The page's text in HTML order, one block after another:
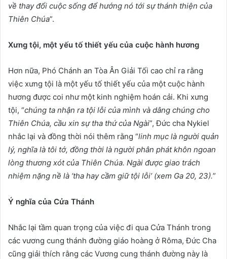
về thay đổi cuộc sống để hướng nó tới sự thánh thiện của
Thiên Chúa”.
Xưng tội, một yếu tố thiết yếu của cuộc hành hương
Hơn nữa, Phó Chánh an Tòa Ân Giải Tối cao chỉ ra rằng
việc xưng tội là một yếu tố thiết yếu của một cuộc hành
hương được coi như một kinh nghiệm hoán cải. Khi xưng
tội, “chúng ta nhận ra tội lỗi của mình và dâng chúng cho
Thiên Chúa, cầu xin sự tha thứ của Ngài”, Đức cha Nykiel
nhắc lại và đồng thời nói thêm rằng “linh mục là người quản
lý, nghĩa là tôi tớ, đồng thời là người phân phát khôn ngoan
lòng thương xót của Thiên Chúa. Ngài được giao trách
nhiệm nặng nề là ‘tha hay cầm giữ tội lỗi’ (xem Ga 20, 23).”
Ý nghĩa của Cửa Thánh
Nhắc lại tầm quan trọng của việc đi qua Cửa Thánh trong
các vương cung thánh đường giáo hoàng ở Rôma, Đức Cha
cũng giải thích rằng các Vương cung thánh đường này là